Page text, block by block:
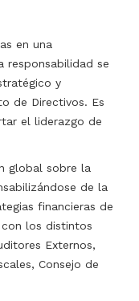
en una
responsabilidad se
y
de Directivos. Es
el liderazgo de
global sobre la
de la
financieras de
los distintos
Externos,
Consejo de